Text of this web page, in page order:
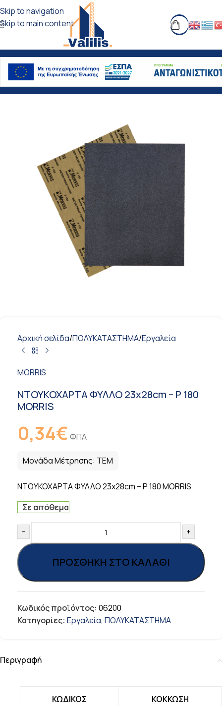
Skip to navigation
Skip to main content
Αρχική σελίδα/ΠΟΛΥΚΑΤΑΣΤΗΜΑ/Εργαλεία
MORRIS
ΝΤΟΥΚΟΧΑΡΤΑ ΦΥΛΛΟ 23x28cm – P 180
MORRIS
0,34€ ΦΠΑ
Μονάδα Μέτρησης: ΤΕΜ
ΝΤΟΥΚΟΧΑΡΤΑ ΦΥΛΛΟ 23x28cm – P 180 MORRIS
Σε απόθεμα
- +
ΠΡΟΣΘΉΚΗ ΣΤΟ ΚΑΛΆΘΙ
Κωδικός προϊόντος: 06200
Κατηγορίες: Εργαλεία, ΠΟΛΥΚΑΤΑΣΤΗΜΑ
Περιγραφή
ΚΩΔΙΚΟΣ ΚΟΚΚΩΣΗ